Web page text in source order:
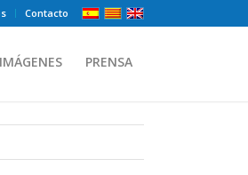
Contacto
PRENSA